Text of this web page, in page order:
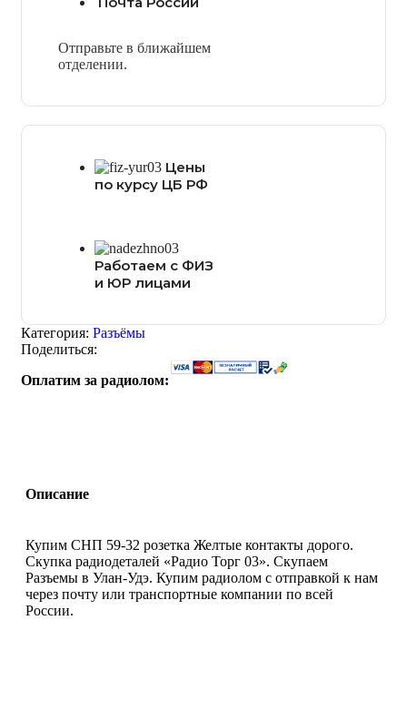
Отправьте в ближайшем
отделении.
Цены
по курсу ЦБ РФ
Работаем с ФИЗ
и ЮР лицами
Категория: Разъёмы
Поделиться:
Оплатим за радиолом:
Описание
Купим СНП 59-32 розетка Желтые контакты дорого.
Скупка радиодеталей «Радио Торг 03». Скупаем
Разъемы в Улан-Удэ. Купим радиолом с отправкой к нам
через почту или транспортные компании по всей
России.